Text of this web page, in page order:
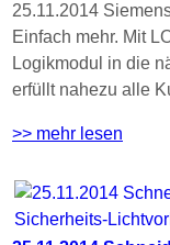
25.11.2014
Einfach mehr. Mit
Logikmodul in die
erfüllt nahezu alle
>> mehr lesen